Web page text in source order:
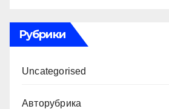
Рубрики
Uncategorised
Авторубрика